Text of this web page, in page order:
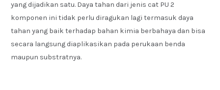
yang dijadikan satu. Daya tahan dari jenis cat PU 2
komponen ini tidak perlu diragukan lagi termasuk daya
tahan yang baik terhadap bahan kimia berbahaya dan bisa
secara langsung diaplikasikan pada perukaan benda
maupun substratnya.